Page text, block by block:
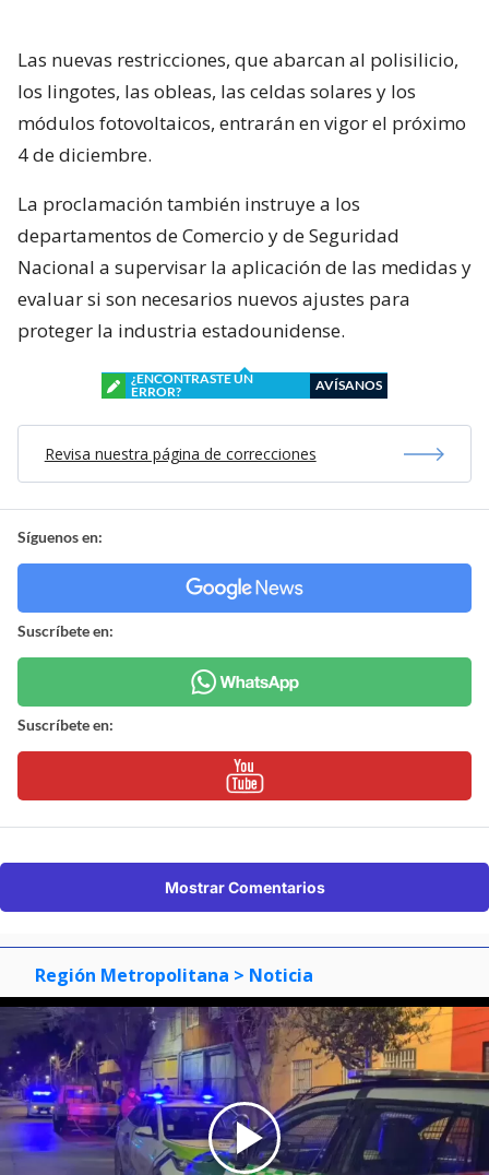
Las nuevas restricciones, que abarcan al polisilicio,
los lingotes, las obleas, las celdas solares y los
módulos fotovoltaicos, entrarán en vigor el próximo
4 de diciembre.
La proclamación también instruye a los
departamentos de Comercio y de Seguridad
Nacional a supervisar la aplicación de las medidas y
evaluar si son necesarios nuevos ajustes para
proteger la industria estadounidense.
¿ENCONTRASTE UN
ERROR?
AVÍSANOS
Revisa nuestra página de correcciones
Síguenos en:
Suscríbete en:
Suscríbete en:
Mostrar Comentarios
Región Metropolitana > Noticia